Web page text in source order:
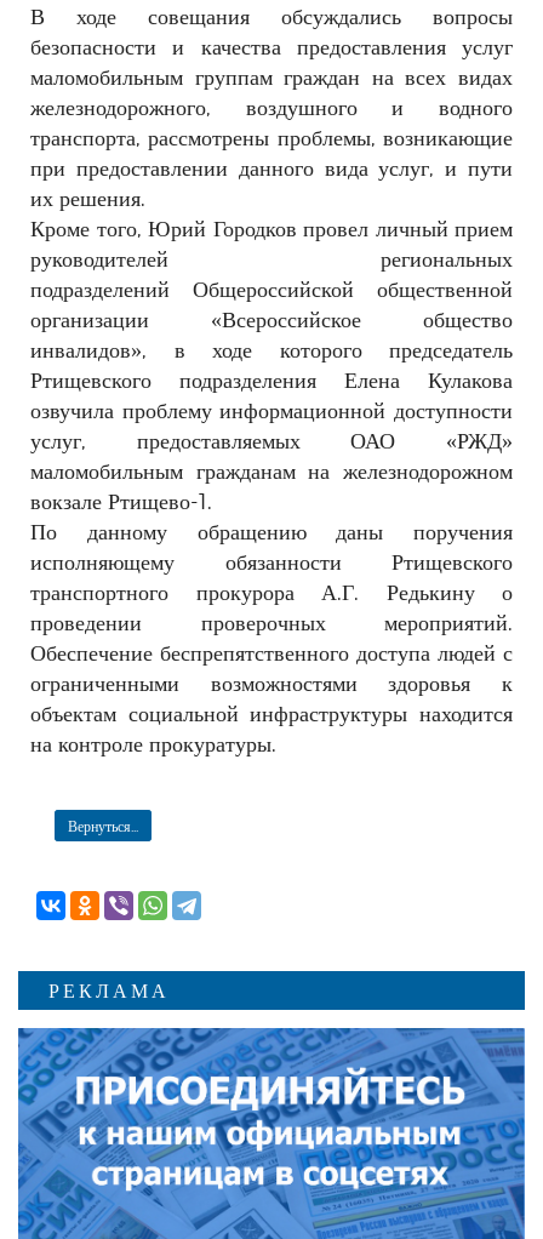
В ходе совещания обсуждались вопросы
безопасности и качества предоставления услуг
маломобильным группам граждан на всех видах
железнодорожного, воздушного и водного
транспорта, рассмотрены проблемы, возникающие
при предоставлении данного вида услуг, и пути
их решения.
Кроме того, Юрий Городков провел личный прием
руководителей региональных
подразделений Общероссийской общественной
организации «Всероссийское общество
инвалидов», в ходе которого председатель
Ртищевского подразделения Елена Кулакова
озвучила проблему информационной доступности
услуг, предоставляемых ОАО «РЖД»
маломобильным гражданам на железнодорожном
вокзале Ртищево-1.
По данному обращению даны поручения
исполняющему обязанности Ртищевского
транспортного прокурора А.Г. Редькину о
проведении проверочных мероприятий.
Обеспечение беспрепятственного доступа людей с
ограниченными возможностями здоровья к
объектам социальной инфраструктуры находится
на контроле прокуратуры.
Вернуться...
РЕКЛАМА